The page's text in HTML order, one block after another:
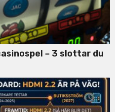
– 3 slottar du